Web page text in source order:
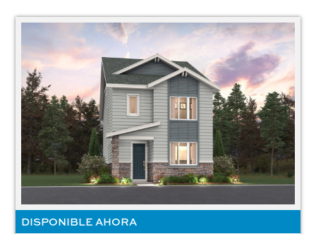
Available Now (28)
Ready to Build
(46)
Tipo de vivienda
Multi-Family(14)
Single Family(60)
Constructor
Century Communities(31)
DRB Homes(14)
Risewell Homes
DISPONIBLE AHORA